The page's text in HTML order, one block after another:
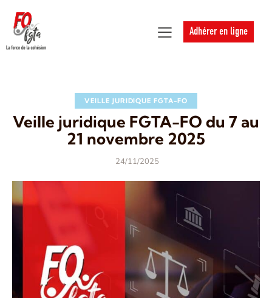
Adhérer en ligne
VEILLE JURIDIQUE FGTA-FO
Veille juridique FGTA-FO du 7 au
21 novembre 2025
24/11/2025